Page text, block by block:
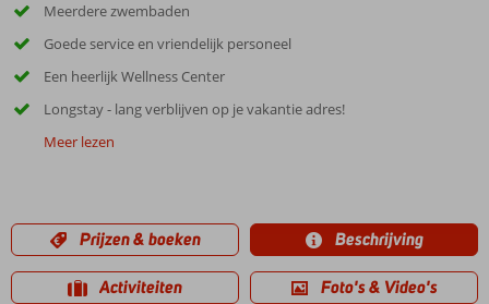
Meerdere zwembaden
Goede service en vriendelijk personeel
Een heerlijk Wellness Center
Longstay - lang verblijven op je vakantie adres!
Meer lezen
Prijzen & boeken Beschrijving
Activiteiten Foto's & Video's